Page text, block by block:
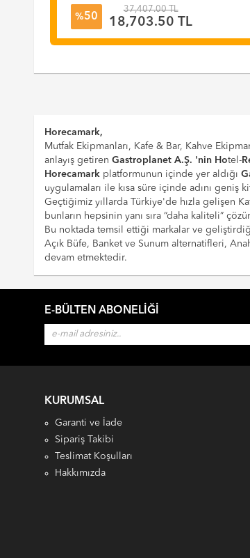
%50
37,407.00 TL
18,703.50 TL
Horecamark,
Mutfak Ekipmanları, Kafe & Bar, Kahve
anlayış getiren Gastroplanet A.Ş. 'nin Hotel-
Horecamarkplatformunun içinde yer aldığı
uygulamaları ile kısa süre içinde adını
Geçtiğimiz yıllarda Türkiye'de hızla gelişen
bunların hepsinin yanı sıra “daha kaliteli”
Bu noktada temsil ettiği markalar ve
Açık Büfe, Banket ve Sunum alternatifleri,
devam etmektedir.
E-BÜLTEN ABONELIĞI
KURUMSAL
Garanti ve İade
Sipariş Takibi
Teslimat Koşulları
Hakkımızda